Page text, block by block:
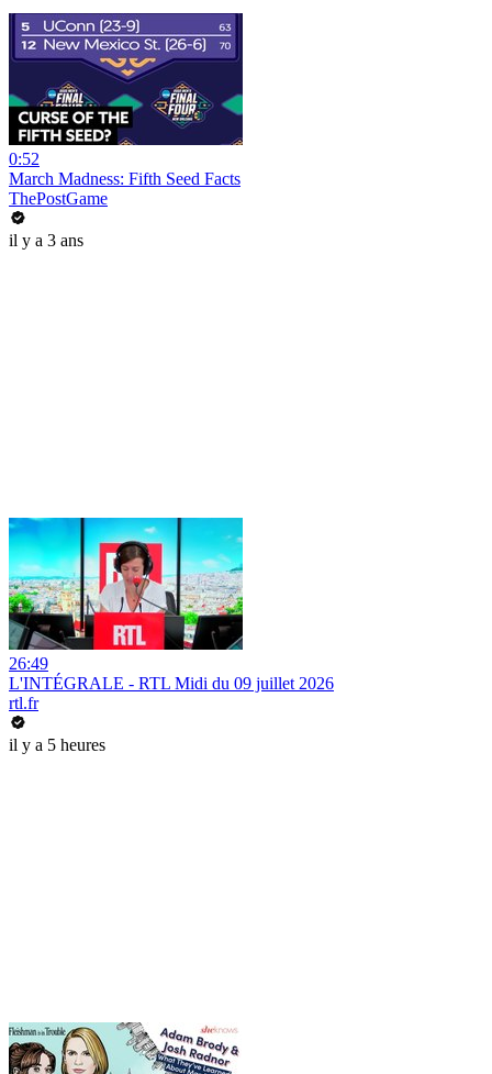
0:52
March Madness: Fifth Seed Facts
ThePostGame
il y a 3 ans
26:49
L'INTÉGRALE - RTL Midi du 09 juillet 2026
rtl.fr
il y a 5 heures